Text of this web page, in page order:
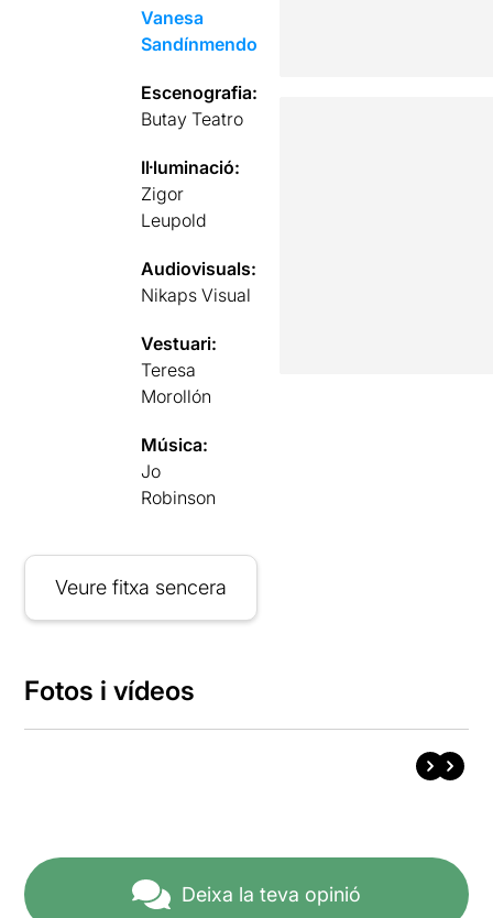
Vanesa
Sandínmendo
Escenografia:
Butay Teatro
Il·luminació:
Zigor
Leupold
Audiovisuals:
Nikaps Visual
Vestuari:
Teresa
Morollón
Música:
Jo
Robinson
Veure fitxa sencera
Fotos i vídeos
Deixa la teva opinió